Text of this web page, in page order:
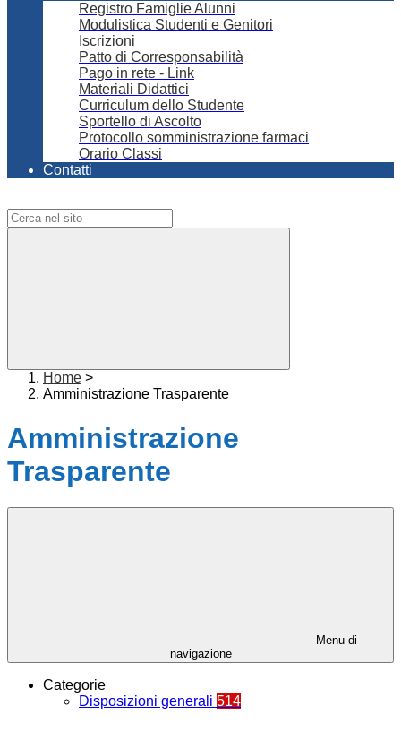
Registro Famiglie Alunni
Modulistica Studenti e Genitori
Iscrizioni
Patto di Corresponsabilità
Pago in rete - Link
Materiali Didattici
Curriculum dello Studente
Sportello di Ascolto
Protocollo somministrazione farmaci
Orario Classi
Contatti
Home >
Amministrazione Trasparente
Amministrazione
Trasparente
Menu di
navigazione
Categorie
Disposizioni generali 514